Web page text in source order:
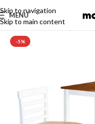
Skip to navigation
Skip to main content
MENU
-5%